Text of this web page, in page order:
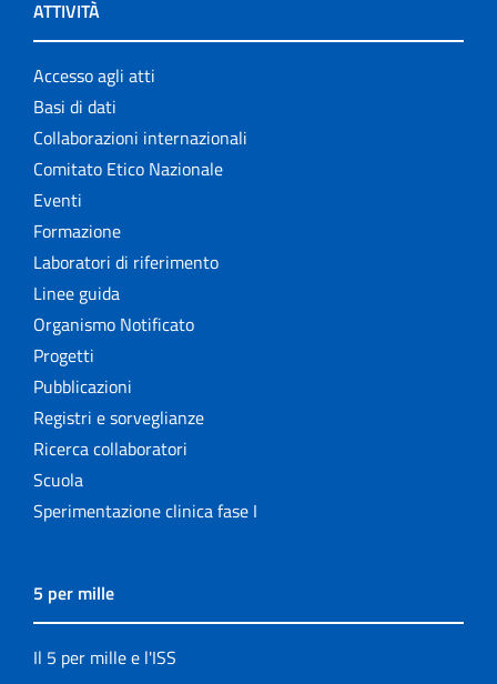
ATTIVITÀ
Accesso agli atti
Basi di dati
Collaborazioni internazionali
Comitato Etico Nazionale
Eventi
Formazione
Laboratori di riferimento
Linee guida
Organismo Notificato
Progetti
Pubblicazioni
Registri e sorveglianze
Ricerca collaboratori
Scuola
Sperimentazione clinica fase I
5 per mille
Il 5 per mille e l'ISS